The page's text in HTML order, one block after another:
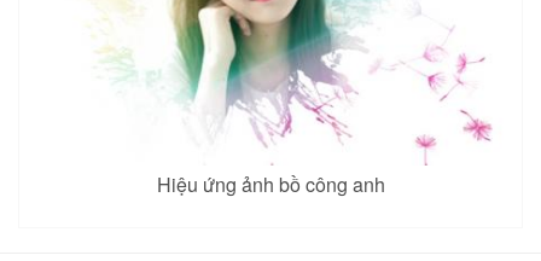
Hiệu ứng ảnh bồ công anh